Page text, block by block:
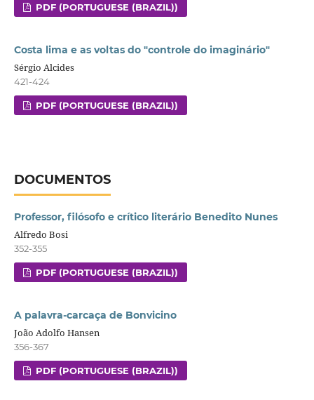
PDF (PORTUGUESE (BRAZIL))
Costa lima e as voltas do "controle do imaginário"
Sérgio Alcides
421-424
PDF (PORTUGUESE (BRAZIL))
DOCUMENTOS
Professor, filósofo e crítico literário Benedito Nunes
Alfredo Bosi
352-355
PDF (PORTUGUESE (BRAZIL))
A palavra-carcaça de Bonvicino
João Adolfo Hansen
356-367
PDF (PORTUGUESE (BRAZIL))